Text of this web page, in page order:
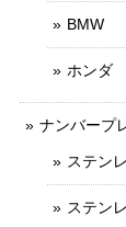
BMW
ホンダ
ナンバープ
ステン
ステン